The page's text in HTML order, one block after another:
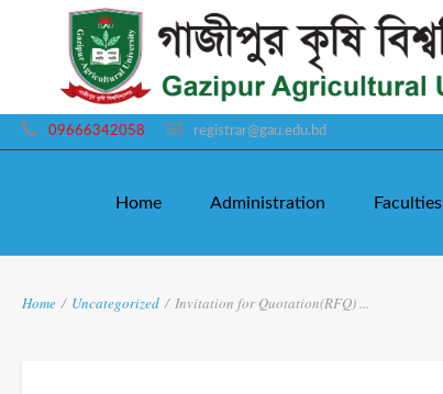
09666342058 registrar@gau.edu.bd
Home Administration Faculties
Home / Uncategorized / Invitation for Quotation(RFQ) ...